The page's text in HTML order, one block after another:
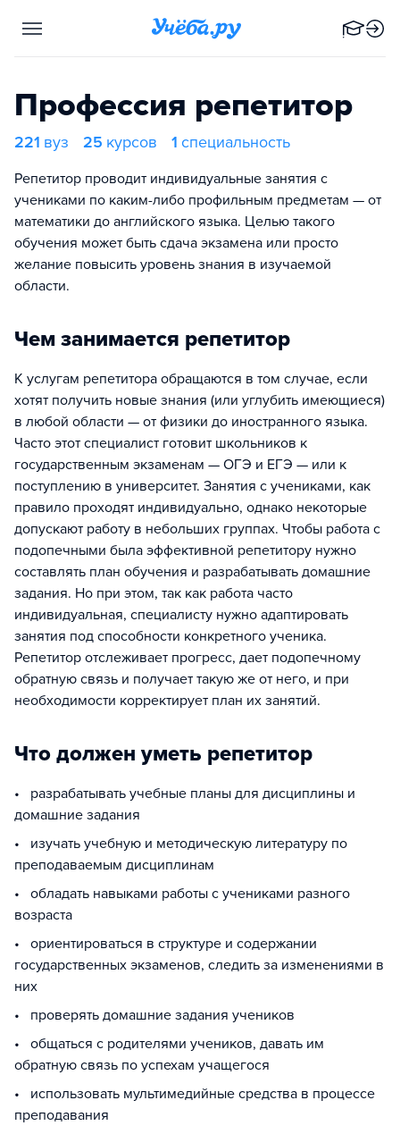
Профессия репетитор
221 вуз 25 курсов 1 специальность
Репетитор проводит индивидуальные занятия с
учениками по каким-либо профильным предметам — от
математики до английского языка. Целью такого
обучения может быть сдача экзамена или просто
желание повысить уровень знания в изучаемой
области.
Чем занимается репетитор
К услугам репетитора обращаются в том случае, если
хотят получить новые знания (или углубить имеющиеся)
в любой области — от физики до иностранного языка.
Часто этот специалист готовит школьников к
государственным экзаменам — ОГЭ и ЕГЭ — или к
поступлению в университет. Занятия с учениками, как
правило проходят индивидуально, однако некоторые
допускают работу в небольших группах. Чтобы работа с
подопечными была эффективной репетитору нужно
составлять план обучения и разрабатывать домашние
задания. Но при этом, так как работа часто
индивидуальная, специалисту нужно адаптировать
занятия под способности конкретного ученика.
Репетитор отслеживает прогресс, дает подопечному
обратную связь и получает такую же от него, и при
необходимости корректирует план их занятий.
Что должен уметь репетитор
• разрабатывать учебные планы для дисциплины и
домашние задания
• изучать учебную и методическую литературу по
преподаваемым дисциплинам
• обладать навыками работы с учениками разного
возраста
• ориентироваться в структуре и содержании
государственных экзаменов, следить за изменениями в
них
• проверять домашние задания учеников
• общаться с родителями учеников, давать им
обратную связь по успехам учащегося
• использовать мультимедийные средства в процессе
преподавания